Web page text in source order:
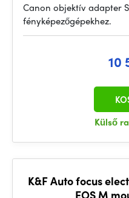
Canon objektív adapter
fényképezőgépekhez.
10
Külső
K&F Auto focus
EOS M